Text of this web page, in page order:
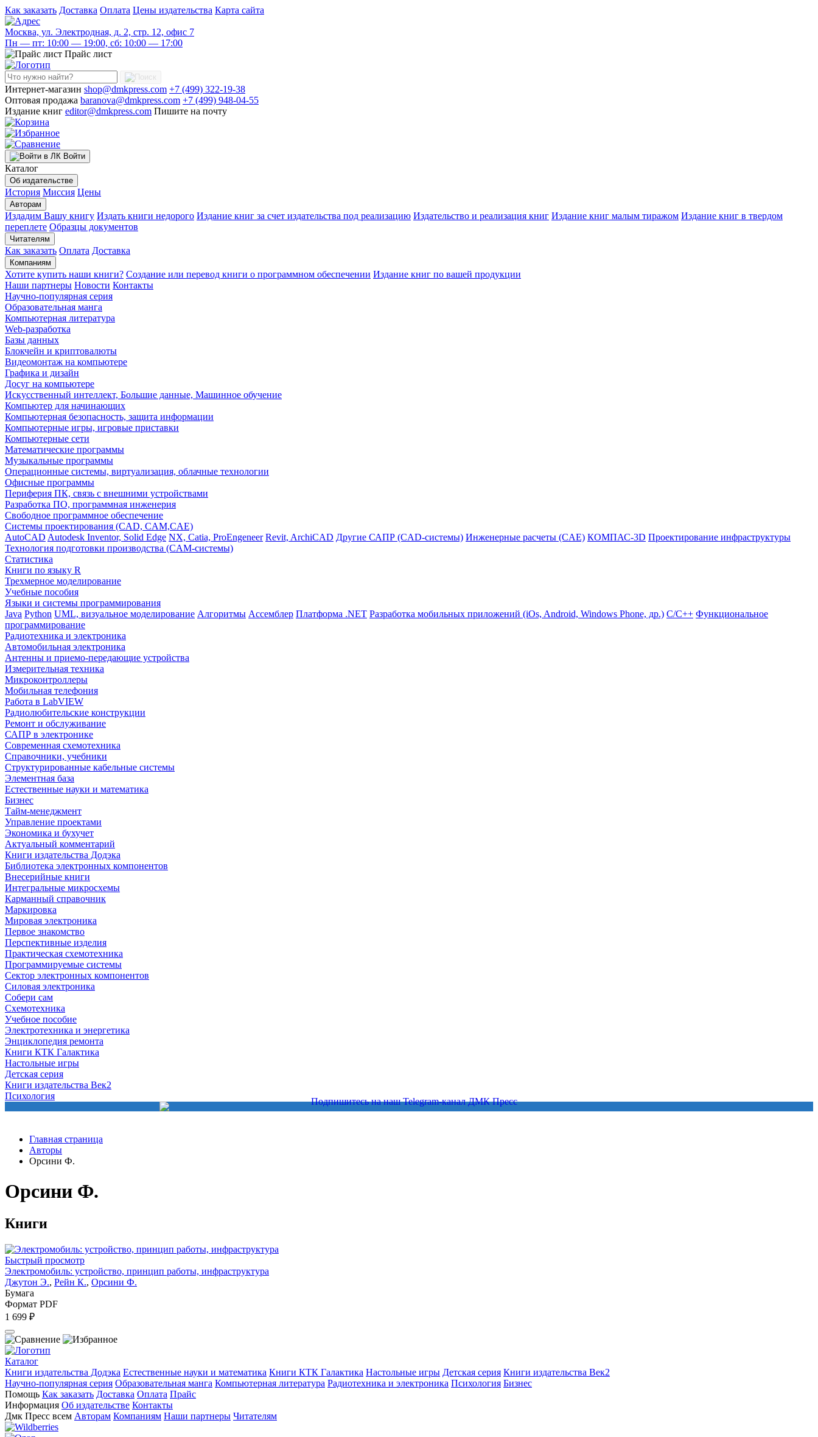
Как заказать Доставка Оплата Цены издательства Карта сайта
Москва, ул. Электродная, д. 2, стр. 12, офис 7
Пн — пт: 10:00 — 19:00, сб: 10:00 — 17:00
Прайс лист
Интернет-магазин shop@dmkpress.com +7 (499) 322-19-38
Оптовая продажа baranova@dmkpress.com +7 (499) 948-04-55
Издание книг editor@dmkpress.com Пишите на почту
Войти
Каталог
Об издательстве
История Миссия Цены
Авторам
Издадим Вашу книгу Издать книги недорого Издание книг за счет издательства под реализацию Издательство и реализация книг Издание книг малым тиражом Издание книг в твердом
переплете Образцы документов
Читателям
Как заказать Оплата Доставка
Компаниям
Хотите купить наши книги? Создание или перевод книги о программном обеспечении Издание книг по вашей продукции
Наши партнеры Новости Контакты
Научно-популярная серия
Образовательная манга
Компьютерная литература
Web-разработка
Базы данных
Блокчейн и криптовалюты
Видеомонтаж на компьютере
Графика и дизайн
Досуг на компьютере
Искусственный интеллект, Большие данные, Машинное обучение
Компьютер для начинающих
Компьютерная безопасность, защита информации
Компьютерные игры, игровые приставки
Компьютерные сети
Математические программы
Музыкальные программы
Операционные системы, виртуализация, облачные технологии
Офисные программы
Периферия ПК, связь с внешними устройствами
Разработка ПО, программная инженерия
Свободное программное обеспечение
Системы проектирования (CAD, CAM,CAE)
AutoCAD Autodesk Inventor, Solid Edge NX, Catia, ProEngeneer Revit, ArchiCAD Другие САПР (CAD-системы) Инженерные расчеты (CAE) КОМПАС-3D Проектирование инфраструктуры
Технология подготовки производства (CAM-системы)
Статистика
Книги по языку R
Трехмерное моделирование
Учебные пособия
Языки и системы программирования
Java Python UML, визуальное моделирование Алгоритмы Ассемблер Платформа .NET Разработка мобильных приложений (iOs, Android, Windows Phone, др.) С/С++ Функциональное
программирование
Радиотехника и электроника
Автомобильная электроника
Антенны и приемо-передающие устройства
Измерительная техника
Микроконтроллеры
Мобильная телефония
Работа в LabVIEW
Радиолюбительские конструкции
Ремонт и обслуживание
САПР в электронике
Современная схемотехника
Справочники, учебники
Структурированные кабельные системы
Элементная база
Естественные науки и математика
Бизнес
Тайм-менеджмент
Управление проектами
Экономика и бухучет
Актуальный комментарий
Книги издательства Додэка
Библиотека электронных компонентов
Внесерийные книги
Интегральные микросхемы
Карманный справочник
Маркировка
Мировая электроника
Первое знакомство
Перспективные изделия
Практическая схемотехника
Программируемые системы
Сектор электронных компонентов
Силовая электроника
Собери сам
Схемотехника
Учебное пособие
Электротехника и энергетика
Энциклопедия ремонта
Книги КТК Галактика
Настольные игры
Детская серия
Книги издательства Век2
Психология
Главная страница
Авторы
Орсини Ф.
Орсини Ф.
Книги
Быстрый просмотр
Электромобиль: устройство, принцип работы, инфраструктура
Джутон Э., Рейн К., Орсини Ф.
Бумага
Формат PDF
1 699 ₽
Каталог
Книги издательства Додэка Естественные науки и математика Книги КТК Галактика Настольные игры Детская серия Книги издательства Век2
Научно-популярная серия Образовательная манга Компьютерная литература Радиотехника и электроника Психология Бизнес
Помощь Как заказать Доставка Оплата Прайс
Информация Об издательстве Контакты
Дмк Пресс всем Авторам Компаниям Наши партнеры Читателям